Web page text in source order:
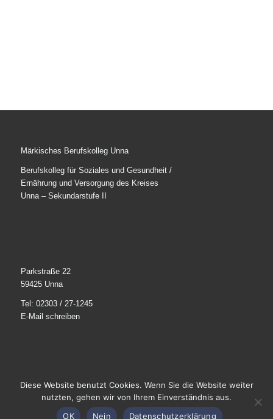
Märkisches Berufskolleg Unna
Berufskolleg für Soziales und Gesundheit /
Ernährung und Versorgung des Kreises
Unna – Sekundarstufe II
Parkstraße 22
59425 Unna
Tel: 02303 / 27-1245
E-Mail schreiben
© 2025Märkisches Berufskolleg Unna. Alle Rechte
vorbehalten.
Diese Website benutzt Cookies. Wenn Sie die Website weiter
nutzten, gehen wir von Ihrem Einverständnis aus.
OK
Nein Datenschutzerklärung